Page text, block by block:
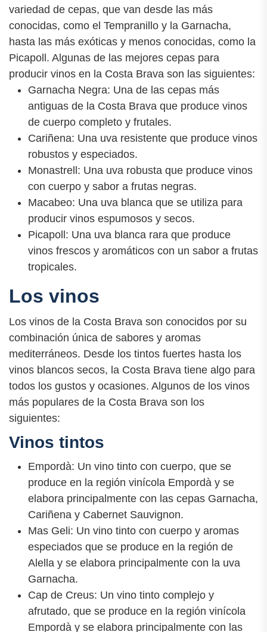
variedad de cepas, que van desde las más
conocidas, como el Tempranillo y la Garnacha,
hasta las más exóticas y menos conocidas, como la
Picapoll. Algunas de las mejores cepas para
producir vinos en la Costa Brava son las siguientes:
Garnacha Negra: Una de las cepas más
antiguas de la Costa Brava que produce vinos
de cuerpo completo y frutales.
Cariñena: Una uva resistente que produce vinos
robustos y especiados.
Monastrell: Una uva robusta que produce vinos
con cuerpo y sabor a frutas negras.
Macabeo: Una uva blanca que se utiliza para
producir vinos espumosos y secos.
Picapoll: Una uva blanca rara que produce
vinos frescos y aromáticos con un sabor a frutas
tropicales.
Los vinos
Los vinos de la Costa Brava son conocidos por su
combinación única de sabores y aromas
mediterráneos. Desde los tintos fuertes hasta los
vinos blancos secos, la Costa Brava tiene algo para
todos los gustos y ocasiones. Algunos de los vinos
más populares de la Costa Brava son los
siguientes:
Vinos tintos
Empordà: Un vino tinto con cuerpo, que se
produce en la región vinícola Empordà y se
elabora principalmente con las cepas Garnacha,
Cariñena y Cabernet Sauvignon.
Mas Geli: Un vino tinto con cuerpo y aromas
especiados que se produce en la región de
Alella y se elabora principalmente con la uva
Garnacha.
Cap de Creus: Un vino tinto complejo y
afrutado, que se produce en la región vinícola
Empordà y se elabora principalmente con las